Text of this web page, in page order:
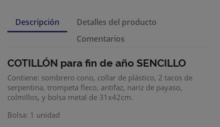
Descripción
Detalles del producto
Comentarios
COTILLÓN para fin de año SENCILLO
Contiene: sombrero cono, collar de plástico, 2 tacos de
serpentina, trompeta fleco, antifaz, nariz de payaso,
colmillos, y bolsa metal de 31x42cm.
Bolsa: 1 unidad